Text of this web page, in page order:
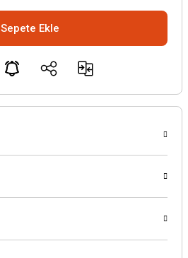
Sepete Ekle